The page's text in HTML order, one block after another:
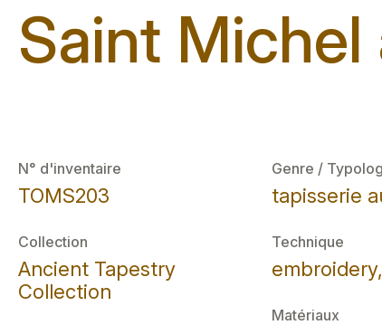
Saint
N° d'inventaire
TOMS203
Collection
Ancient Tapestry
Collection
Genre /
tapisserie
Technique
Matériaux